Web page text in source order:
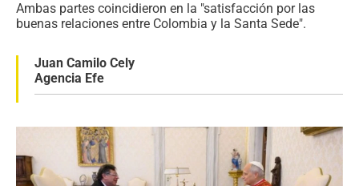
Ambas partes coincidieron en la "satisfacción por las
buenas relaciones entre Colombia y la Santa Sede".
Juan Camilo Cely
Agencia Efe